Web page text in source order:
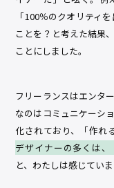
「100％のクオリティ
ことを？と考えた結果
ことにしました。
フリーランスはエンタ
なのはコミュニケーシ
化されており、「作れ
デザイナーの多くは、
と、わたしは感じていま